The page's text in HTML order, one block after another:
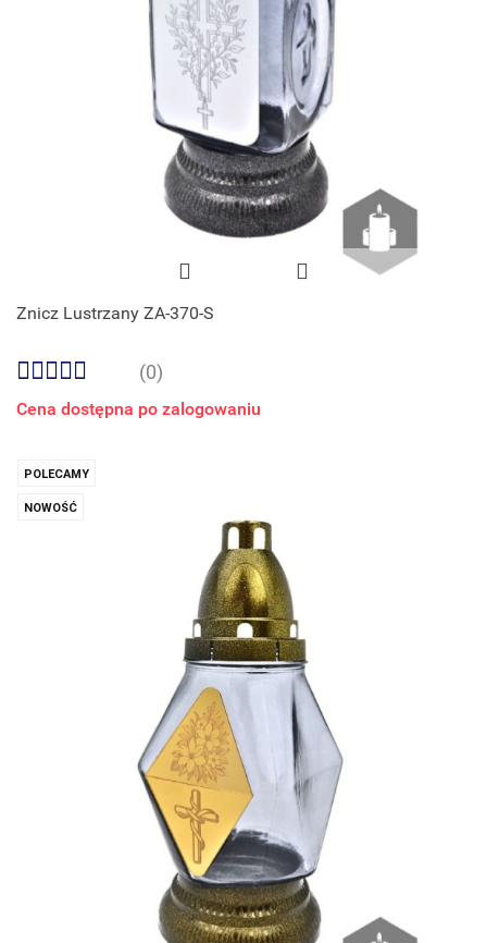
Znicz Lustrzany ZA-370-S
(0)
Cena dostępna po zalogowaniu
POLECAMY
NOWOŚĆ